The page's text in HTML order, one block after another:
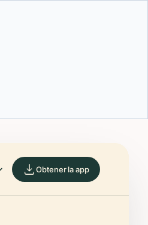
Obtener la app